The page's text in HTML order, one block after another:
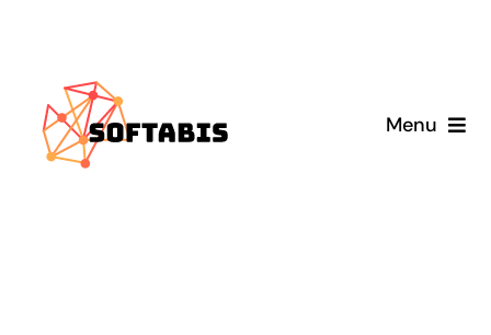
content
Menu